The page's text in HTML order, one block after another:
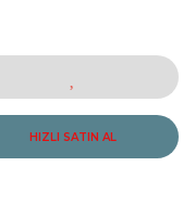
HIZLI SATIN AL